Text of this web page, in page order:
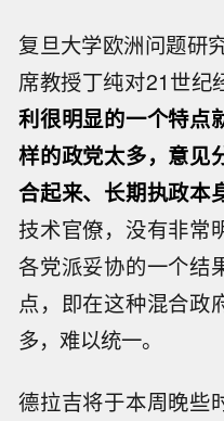
复旦大学欧洲问题研
席教授丁纯对21世纪
利很明显的一个特点
样的政党太多，意见
合起来、长期执政本
技术官僚，没有非常
各党派妥协的一个结
点，即在这种混合政
多，难以统一。
德拉吉将于本周晚些